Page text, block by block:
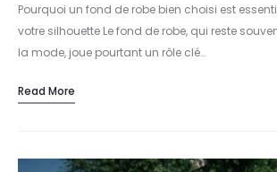
Pourquoi un fond de robe bien choisi est
votre silhouette Le fond de robe, qui reste
la mode, joue pourtant un rôle clé…
Read More